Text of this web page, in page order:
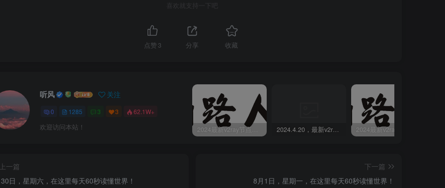
喜欢就支持一下吧
点赞 3 分享 收藏
听风 关注
0 1285 3 3 62.1W+
欢迎访问本站！ 2024.4.20，最新v2ray节点免费分享-附ss/vmess节点订阅
一篇
日，星期六，在这里每天60秒读懂世界！
下一篇
8月1日，星期一，在这里每天60秒读懂世界！